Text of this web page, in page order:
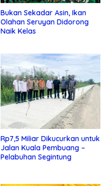
Bukan Sekadar Asin, Ikan
Olahan Seruyan Didorong
Naik Kelas
Rp7,5 Miliar Dikucurkan untuk
Jalan Kuala Pembuang –
Pelabuhan Segintung